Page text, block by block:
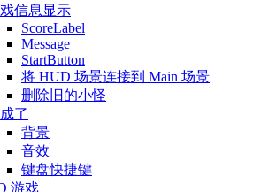
信息显示
ScoreLabel
Message
StartButton
将 HUD 场景连接到 Main 场景
删除旧的小怪
了
背景
音效
键盘快捷键
游戏